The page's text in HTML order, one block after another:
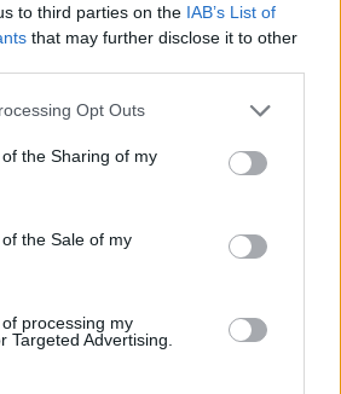
to third parties on the IAB’s List of
that may further disclose it to other
Opt Outs
the Sharing of my
the Sale of my
processing my
Targeted Advertising.